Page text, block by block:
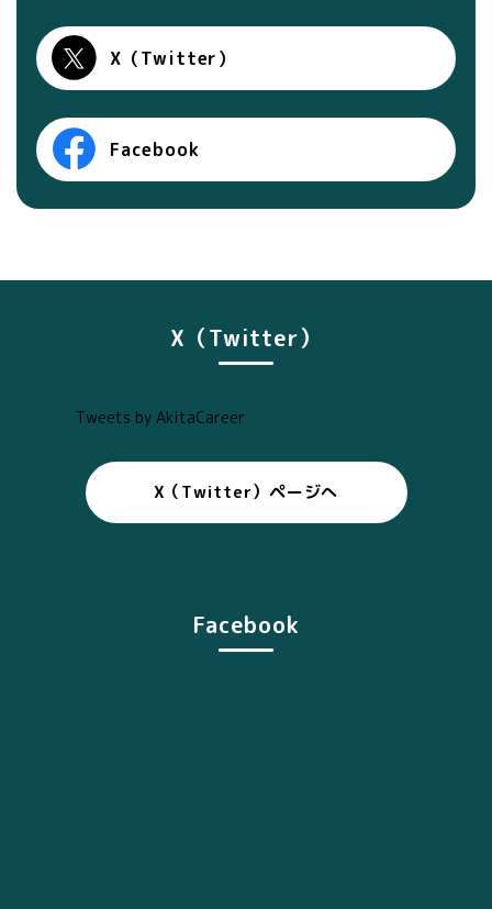
X（Twitter）
Facebook
X（Twitter）
Tweets by AkitaCareer
X（Twitter）ページへ
Facebook